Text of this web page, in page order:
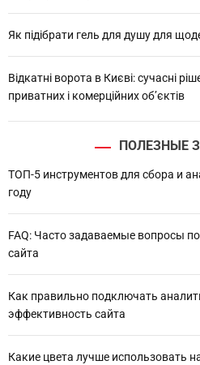
Як підібрати гель для душу для
Відкатні ворота в Києві: сучасні
приватних і комерційних об’єктів
ПОЛЕЗНЫЕ
ТОП-5 инструментов для сбора и
году
FAQ: Часто задаваемые вопросы
сайта
Как правильно подключать
эффективность сайта
Какие цвета лучше использовать